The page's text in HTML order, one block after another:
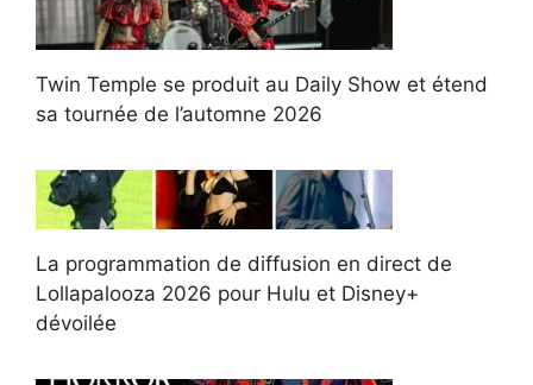
Twin Temple se produit au Daily Show et étend
sa tournée de l’automne 2026
La programmation de diffusion en direct de
Lollapalooza 2026 pour Hulu et Disney+
dévoilée